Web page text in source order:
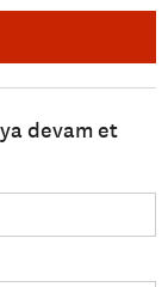
devam et